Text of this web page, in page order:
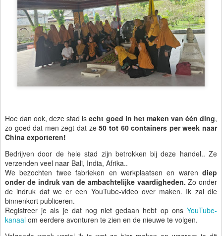
Hoe dan ook, deze stad isecht goed in het maken van één ding,
zo goed dat men zegt dat ze50 tot 60 containers per week naar
China exporteren!
Bedrijven door de hele stad zijn betrokken bij deze handel.. Ze
verzenden veel naar Bali, India, Afrika..
We bezochten twee fabrieken en werkplaatsen en waren diep
onder de indruk van de ambachtelijke vaardigheden.Zo onder
de indruk dat we er een YouTube-video over maken. Ik zal die
binnenkort publiceren.
Registreer je als je dat nog niet gedaan hebt op ons YouTube-
kanaal om eerdere avonturen te zien en de nieuwe te volgen.